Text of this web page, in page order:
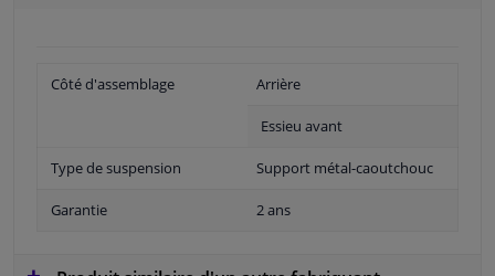
Côté d'assemblage Arrière
Essieu avant
Type de suspension Support métal-caoutchouc
Garantie 2 ans